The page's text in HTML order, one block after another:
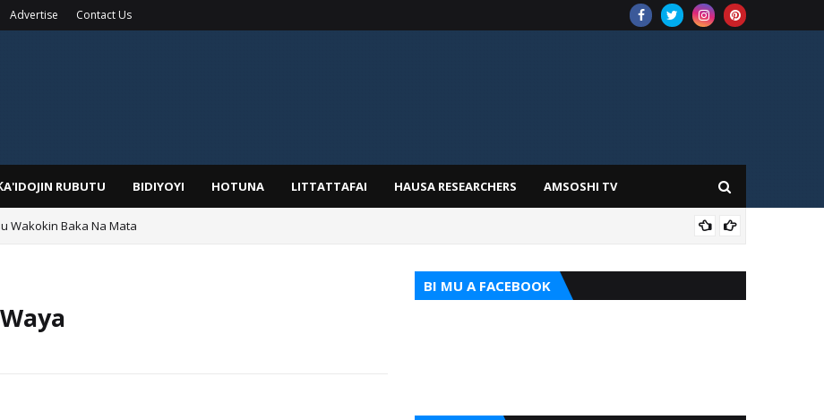
Advertise Contact Us
RUBUTU BIDIYOYI HOTUNA LITTATTAFAI HAUSA RESEARCHERS AMSOSHI TV
Biyar: Sarkin Mafaran Gummi Justice Lawal Hassan
BI MU A FACEBOOK